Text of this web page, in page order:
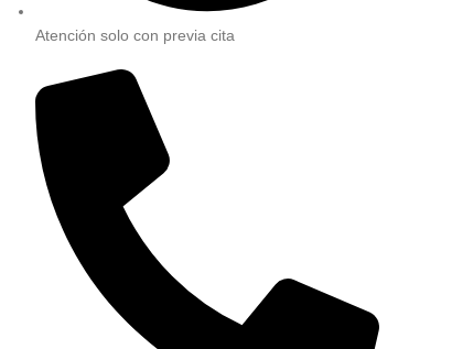
Atención solo con previa cita